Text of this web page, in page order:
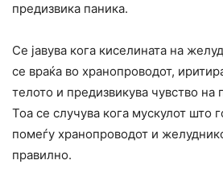
предизвика паника.
Се јавува кога киселината на
се враќа во хранопроводот,
телото и предизвикува чувство на
Тоа се случува кога мускулот што
помеѓу хранопроводот и
правилно.